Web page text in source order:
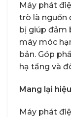
Máy phát
trò là nguồn
bị giúp đảm
máy móc
bản. Góp
hạ tầng và
Mang lại
Máy phát